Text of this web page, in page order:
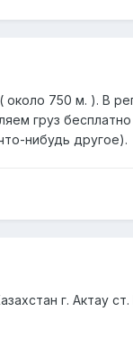
750 м. ). В
груз
нибудь другое).
г. Актау ст.